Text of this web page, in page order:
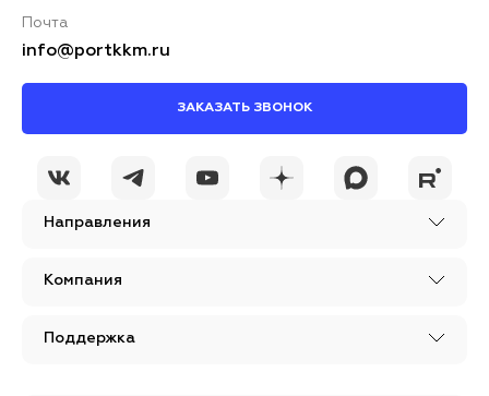
Направления
Компания
Поддержка
Почта
info@portkkm.ru
ЗАКАЗАТЬ ЗВОНОК